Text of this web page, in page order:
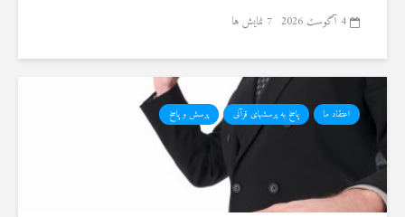
4 آگوست 2026 7 نمایش ها
اعتقاد ما پاسخ به پرسشهای قرآنی پرسش و پاسخ